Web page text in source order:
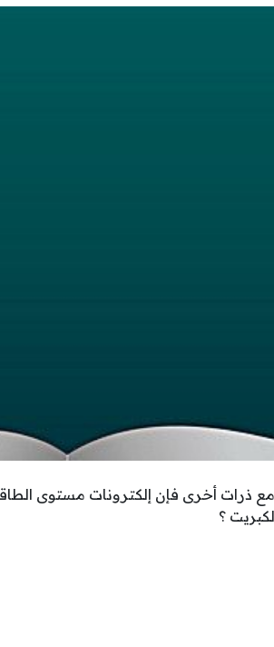
ذرات أخرى فإن إلكترونات مستوى
؟